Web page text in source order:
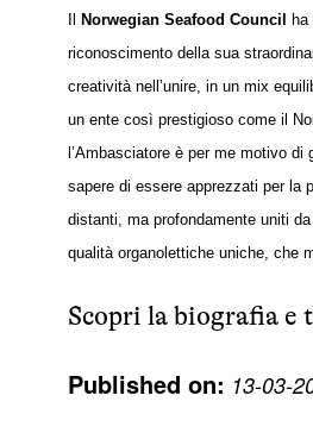
Il Norwegian Seafood Council ha
riconoscimento della sua
creatività nell’unire, in un mix
un ente così prestigioso come il
l’Ambasciatore è per me motivo
sapere di essere apprezzati per la
distanti, ma profondamente uniti
qualità organolettiche uniche, che
Scopri la biografia e
Published on: 13-03-